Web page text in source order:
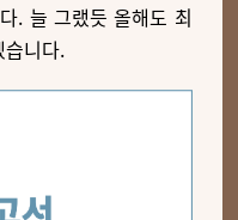
. 늘 그랬듯 올해도 최
니다.